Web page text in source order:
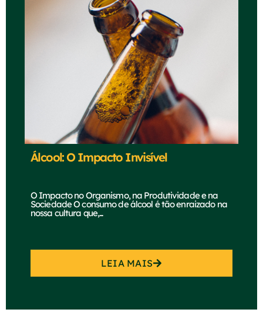
Álcool: O Impacto Invisível
O Impacto no Organismo, na Produtividade e na
Sociedade O consumo de álcool é tão enraizado na
nossa cultura que,...
LEIA MAIS